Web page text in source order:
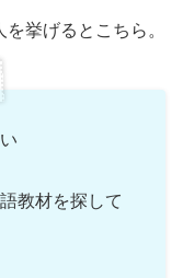
挙げるとこちら。
教材を探して